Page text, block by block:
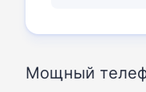
Мощный